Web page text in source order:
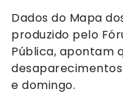
Dados do Mapa
produzido pelo
Pública, apontam
e domingo.